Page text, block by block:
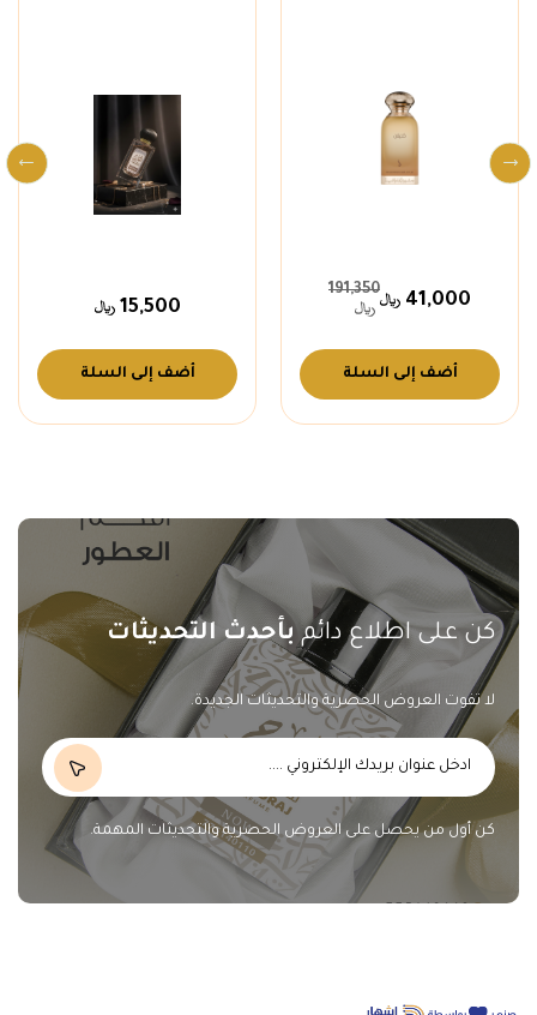
41,000
191,350
أضف إلى السلة
15,500
أضف إلى السلة
كن على اطلاع دائمبأحدث التحديثات
لا تفوت العروض الحصرية والتحديثات الجديدة.
كن أول من يحصل على العروض الحصرية والتحديثات المهمة.